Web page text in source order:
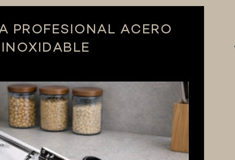
PROFESIONAL ACERO
INOXIDABLE